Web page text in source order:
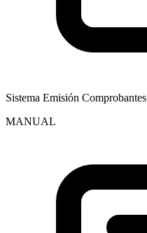
Sistema Emisión Comprobantes
MANUAL